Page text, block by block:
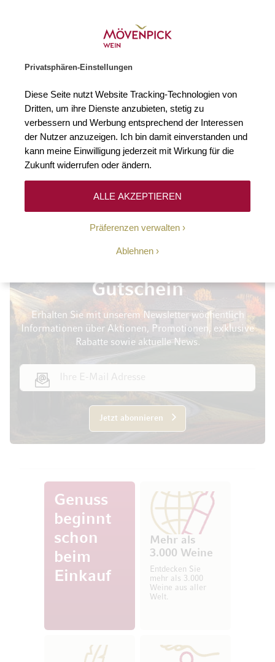
Privatsphären-Einstellungen
Diese Seite nutzt Website Tracking-Technologien von
Dritten, um ihre Dienste anzubieten, stetig zu
verbessern und Werbung entsprechend der Interessen
der Nutzer anzuzeigen. Ich bin damit einverstanden und
kann meine Einwilligung jederzeit mit Wirkung für die
Zukunft widerrufen oder ändern.
Präferenzen verwalten
Ablehnen
ALLE AKZEPTIEREN
Ruby cabernet 0
Leider können wir keine passenden Produkte zu
ihrer Auswahl finden.
Gutschein
Erhalten Sie mit unserem Newsletter wöchentlich
Informationen über Aktionen, Promotionen, exklusive
Rabatte sowie aktuelle News.
Jetzt abonnieren
Genuss
beginnt
schon
beim
Einkauf
Mehr als
3.000 Weine
Entdecken Sie
mehr als 3.000
Weine aus aller
Welt.